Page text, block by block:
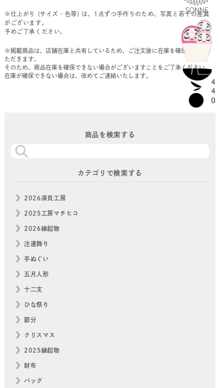
※仕上がり (サイズ・色等) は、1点ずつ手作りのため、写真と若干の差異
がございます。
予めご了承ください。
※掲載商品は、店舗在庫と共有しているため、ご注文後に在庫を確保させてい
ただきます。
そのため、商品在庫を確保できない場合がございますことをご了承ください。
在庫が確保できない場合は、改めてご連絡いたします。
商品を検索する
カテゴリで検索する
2026深貝工房
2025工房マチヒコ
2026縁起物
注連飾り
手ぬぐい
五月人形
十二支
ひな祭り
節分
クリスマス
2025縁起物
財布
バッグ